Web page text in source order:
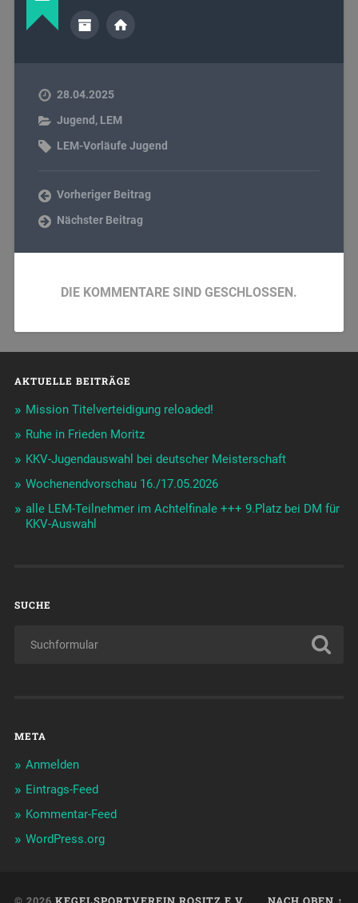
28.04.2025
Jugend , LEM
LEM-Vorläufe Jugend
Vorheriger Beitrag
Nächster Beitrag
DIE KOMMENTARE SIND GESCHLOSSEN.
AKTUELLE BEITRÄGE
Mission Titelverteidigung reloaded!
Ruhe in Frieden Moritz
KKV-Jugendauswahl bei deutscher Meisterschaft
Wochenendvorschau 16./17.05.2026
alle LEM-Teilnehmer im Achtelfinale +++ 9.Platz bei DM für
KKV-Auswahl
SUCHE
META
Anmelden
Eintrags-Feed
Kommentar-Feed
WordPress.org
© 2026 KEGELSPORTVEREIN ROSITZ E.V. NACH OBEN ↑